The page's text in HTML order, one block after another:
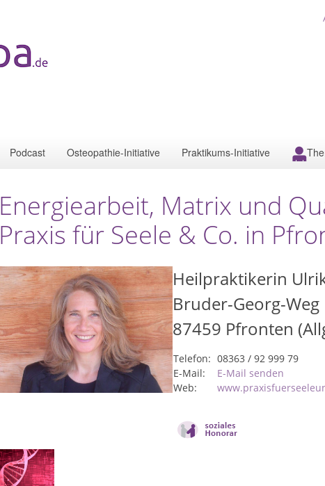
Podcast Osteopathie-Initiative Praktikums-Initiative
Energiearbeit, Matrix und
Praxis für Seele & Co. in
Heilpraktikerin
Bruder-Georg-Weg
87459 Pfronten
Telefon: 08363 / 92 999 79
E-Mail:
E-Mail senden
Web: